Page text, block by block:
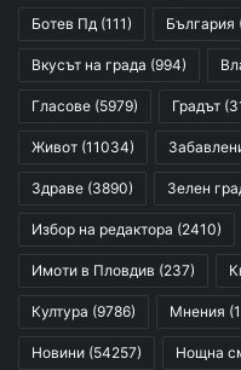
Ботев Пд (111) България
Вкусът на града (994)
Гласове (5979) Градът
Живот (11034)
Здраве (3890) Зелен
Избор на редактора (2410)
Имоти в Пловдив (237)
Култура (9786) Мнения
Новини (54257) Нощна